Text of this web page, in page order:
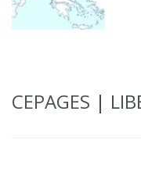
CEPAGES |